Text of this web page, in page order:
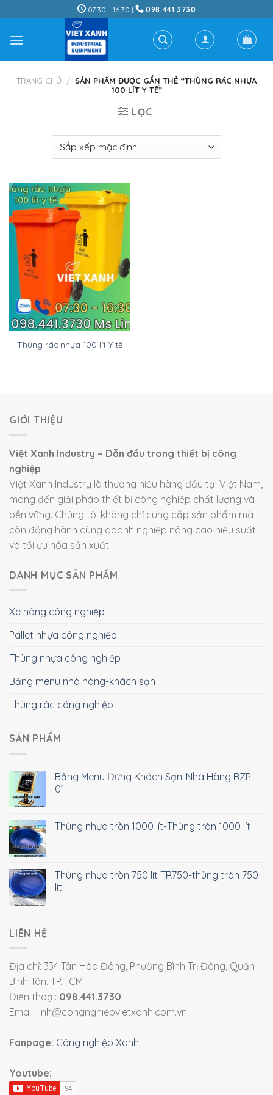
to
content
07:30 - 16:30 | 098.441.3730
TRANG CHỦ / SẢN PHẨM ĐƯỢC GẮN THẺ “THÙNG RÁC NHỰA
100 LÍT Y TẾ”
LỌC
Thùng rác nhựa 100 lít Y tế
GIỚI THIỆU
Việt Xanh Industry – Dẫn đầu trong thiết bị công
nghiệp
Việt Xanh Industry là thương hiệu hàng đầu tại Việt Nam,
mang đến giải pháp thiết bị công nghiệp chất lượng và
bền vững. Chúng tôi không chỉ cung cấp sản phẩm mà
còn đồng hành cùng doanh nghiệp nâng cao hiệu suất
và tối ưu hóa sản xuất.
DANH MỤC SẢN PHẨM
Xe nâng công nghiệp
Pallet nhựa công nghiệp
Thùng nhựa công nghiệp
Bảng menu nhà hàng-khách sạn
Thùng rác công nghiệp
SẢN PHẨM
Bảng Menu Đứng Khách Sạn-Nhà Hàng BZP-
01
Thùng nhựa tròn 1000 lít-Thùng tròn 1000 lít
Thùng nhựa tròn 750 lít TR750-thùng tròn 750
lít
LIÊN HỆ
Địa chỉ: 334 Tân Hòa Đông, Phường Bình Trị Đông, Quận
Bình Tân, TP.HCM
Điện thoại: 098.441.3730
Email: linh@congnghiepvietxanh.com.vn
Fanpage: Công nghiệp Xanh
Youtube: